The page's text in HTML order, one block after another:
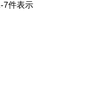
-7件表示